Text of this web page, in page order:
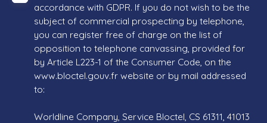
accordance with GDPR. If you do not wish to be the
subject of commercial prospecting by telephone,
you can register free of charge on the list of
opposition to telephone canvassing, provided for
by Article L223-1 of the Consumer Code, on the
www.bloctel.gouv.fr website or by mail addressed
to:
Worldline Company, Service Bloctel, CS 61311, 41013